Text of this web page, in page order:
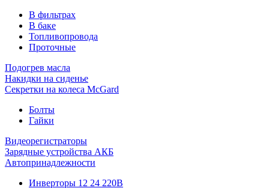
В фильтрах
В баке
Топливопровода
Проточные
Подогрев масла
Накидки на сиденье
Секретки на колеса McGard
Болты
Гайки
Видеорегистраторы
Зарядные устройства АКБ
Автопринадлежности
Инверторы 12 24 220В